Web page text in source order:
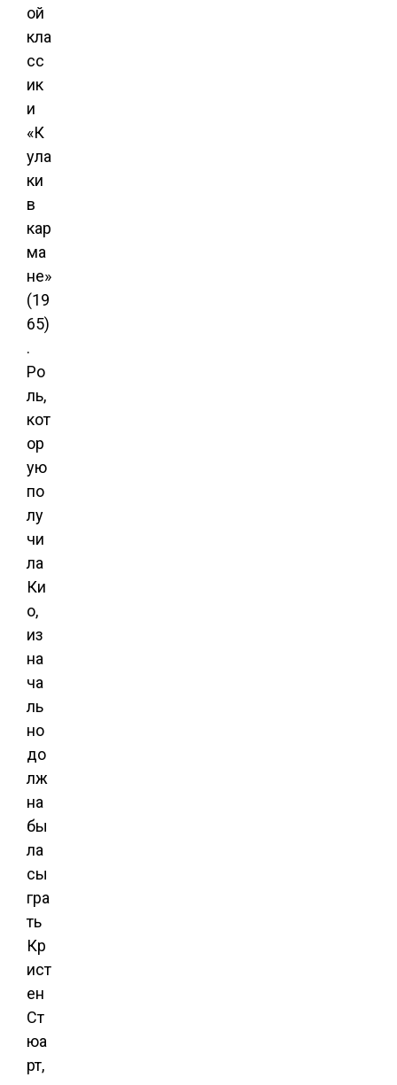
ой
кла
сс
ик
и
«К
ула
ки
в
кар
ма
не»
(19
65)
.
Ро
ль,
кот
ор
ую
по
лу
чи
ла
Ки
о,
из
на
ча
ль
но
до
лж
на
бы
ла
сы
гра
ть
Кр
ист
ен
Ст
юа
рт,